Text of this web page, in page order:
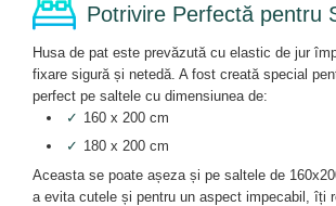
Potrivire Perfectă pentru
Husa de pat este prevăzută cu elastic de jur
fixare sigură și netedă. A fost creată special
perfect pe saltele cu dimensiunea de:
✓ 160 x 200 cm
✓ 180 x 200 cm
Aceasta se poate așeza și pe saltele de
a evita cutele și pentru un aspect impecabil, îți